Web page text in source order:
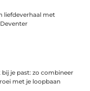
liefdeverhaal met
je past: zo combineer
met je loopbaan